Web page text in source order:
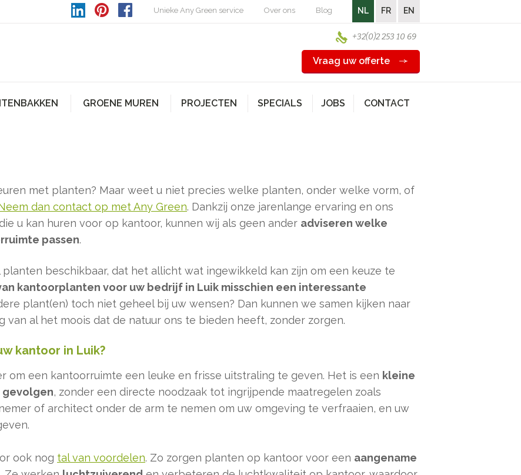
Unieke Any Green service Over ons Blog NL FR EN
+32(0)2 253 10 69
Vraag uw offerte
GROENE MUREN PROJECTEN SPECIALS JOBS CONTACT
met planten? Maar weet u niet precies welke planten, onder welke vorm, of
dan contact op met Any Green. Dankzij onze jarenlange ervaring en ons
u kan huren voor op kantoor, kunnen wij als geen ander adviseren welke
passen.
beschikbaar, dat het allicht wat ingewikkeld kan zijn om een keuze te
kantoorplanten voor uw bedrijf in Luik misschien een interessante
plant(en) toch niet geheel bij uw wensen? Dan kunnen we samen kijken naar
van al het moois dat de natuur ons te bieden heeft, zonder zorgen.
kantoor in Luik?
om een kantoorruimte een leuke en frisse uitstraling te geven. Het is een kleine
, zonder een directe noodzaak tot ingrijpende maatregelen zoals
of architect onder de arm te nemen om uw omgeving te verfraaien, en uw
ook nog tal van voordelen. Zo zorgen planten op kantoor voor een aangename